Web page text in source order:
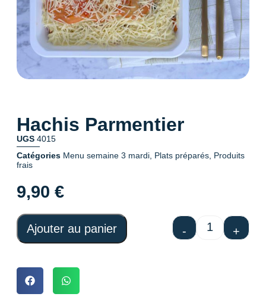
Hachis Parmentier
UGS 4015
Catégories Menu semaine 3 mardi, Plats préparés, Produits
frais
9,90 €
- +
Ajouter au panier